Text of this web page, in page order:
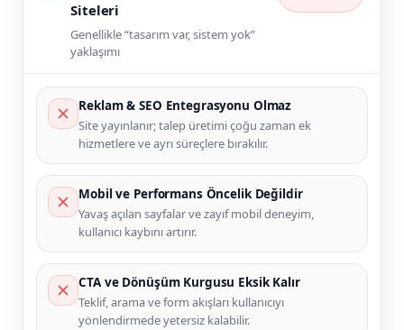
Siteleri
Genellikle “tasarım var, sistem yok”
yaklaşımı
Reklam & SEO Entegrasyonu Olmaz
Site yayınlanır; talep üretimi çoğu zaman ek
hizmetlere ve ayrı süreçlere bırakılır.
Mobil ve Performans Öncelik Değildir
Yavaş açılan sayfalar ve zayıf mobil deneyim,
kullanıcı kaybını artırır.
CTA ve Dönüşüm Kurgusu Eksik Kalır
Teklif, arama ve form akışları kullanıcıyı
yönlendirmede yetersiz kalabilir.